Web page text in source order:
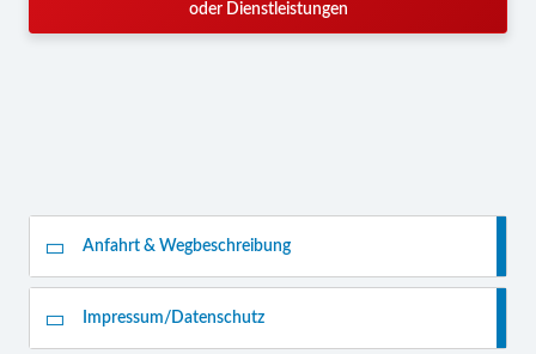
oder Dienstleistungen
Anfahrt & Wegbeschreibung
Impressum/Datenschutz